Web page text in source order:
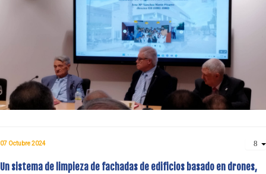
07 Octubre 2024
Un sistema de limpieza de fachadas de edificios basado en drones,